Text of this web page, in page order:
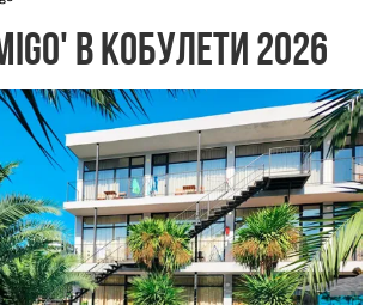
В КОБУЛЕТИ 2026